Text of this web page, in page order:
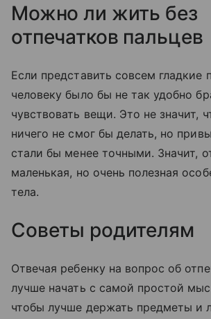
Можно ли жить без
отпечатков пальцев
Если представить совсем гладкие
человеку было бы не так удобно
чувствовать вещи. Это не значит,
ничего не смог бы делать, но
стали бы менее точными. Значит,
маленькая, но очень полезная
тела.
Советы родителям
Отвечая ребенку на вопрос об
лучше начать с самой простой
чтобы лучше держать предметы и